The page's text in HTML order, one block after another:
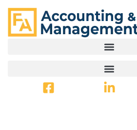
PRINCIPAL